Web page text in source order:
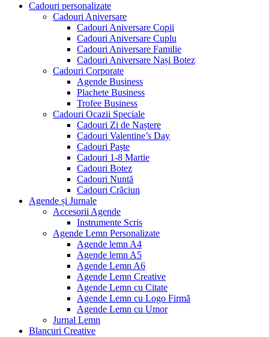
Cadouri personalizate
Cadouri Aniversare
Cadouri Aniversare Copii
Cadouri Aniversare Cuplu
Cadouri Aniversare Familie
Cadouri Aniversare Nași Botez
Cadouri Corporate
Agende Business
Plachete Business
Trofee Business
Cadouri Ocazii Speciale
Cadouri Zi de Naștere
Cadouri Valentine’s Day
Cadouri Paște
Cadouri 1-8 Martie
Cadouri Botez
Cadouri Nuntă
Cadouri Crăciun
Agende și Jurnale
Accesorii Agende
Instrumente Scris
Agende Lemn Personalizate
Agende lemn A4
Agende lemn A5
Agende Lemn A6
Agende Lemn Creative
Agende Lemn cu Citate
Agende Lemn cu Logo Firmă
Agende Lemn cu Umor
Jurnal Lemn
Blancuri Creative